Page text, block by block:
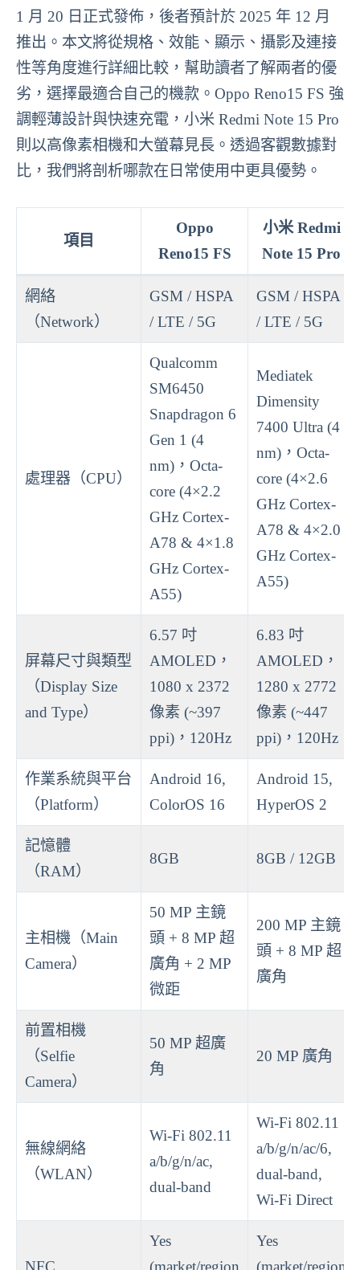
1 月 20 日正式發佈，後者預計於 2025 年 12 月
推出。本文將從規格、效能、顯示、攝影及連接
性等角度進行詳細比較，幫助讀者了解兩者的優
劣，選擇最適合自己的機款。Oppo Reno15 FS 強
調輕薄設計與快速充電，小米 Redmi Note 15 Pro
則以高像素相機和大螢幕見長。透過客觀數據對
比，我們將剖析哪款在日常使用中更具優勢。
項目
Oppo
Reno15 FS
小米 Redmi
Note 15 Pro
網絡
（Network）
GSM / HSPA
/ LTE / 5G
GSM / HSPA
/ LTE / 5G
處理器（CPU）
Qualcomm
SM6450
Snapdragon 6
Gen 1 (4
nm)，Octa-
core (4×2.2
GHz Cortex-
A78 & 4×1.8
GHz Cortex-
A55)
Mediatek
Dimensity
7400 Ultra (4
nm)，Octa-
core (4×2.6
GHz Cortex-
A78 & 4×2.0
GHz Cortex-
A55)
屏幕尺寸與類型
（Display Size
and Type）
6.57 吋
AMOLED，
1080 x 2372
像素 (~397
ppi)，120Hz
6.83 吋
AMOLED，
1280 x 2772
像素 (~447
ppi)，120Hz
作業系統與平台
（Platform）
Android 16,
ColorOS 16
Android 15,
HyperOS 2
記憶體
（RAM）
8GB 8GB / 12GB
主相機（Main
Camera）
50 MP 主鏡
頭 + 8 MP 超
廣角 + 2 MP
微距
200 MP 主鏡
頭 + 8 MP 超
廣角
前置相機
（Selfie
Camera）
50 MP 超廣
角
20 MP 廣角
無線網絡
（WLAN）
Wi-Fi 802.11
a/b/g/n/ac,
dual-band
Wi-Fi 802.11
a/b/g/n/ac/6,
dual-band,
Wi-Fi Direct
NFC
Yes
(market/region
Yes
(market/region